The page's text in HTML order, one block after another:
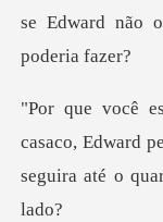
o, Edward
seguir